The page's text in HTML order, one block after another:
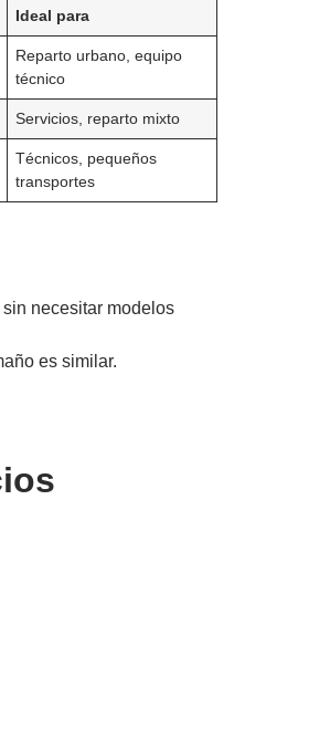
Ideal para
Reparto urbano, equipo
técnico
Servicios, reparto mixto
Técnicos, pequeños
transportes
necesitar modelos
es similar.